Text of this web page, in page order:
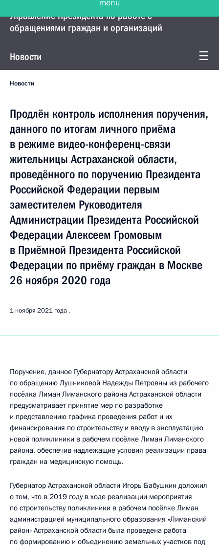
Управление Президента по работе с
обращениями граждан и организаций
Новости
Новости
Продлён контроль исполнения поручения,
данного по итогам личного приёма
в режиме видео-конференц-связи
жительницы Астраханской области,
проведённого по поручению Президента
Российской Федерации первым
заместителем Руководителя
Администрации Президента Российской
Федерации Алексеем Громовым
в Приёмной Президента Российской
Федерации по приёму граждан в Москве
26 ноября 2020 года
1 ноября 2021 года
Поручение, данное Губернатору Астраханской области
по обращению Лушниковой Надежды Петровны из рабочего
посёлка Лиман Лиманского района Астраханской области
предусматривает принятие мер по разработке
и представлению графика проведения работ и их
финансирования по строительству и вводу в эксплуатацию
новой поликлиники в рабочем посёлке Лиман Лиманского
района, обеспечив надлежащие условия реализации права
граждан на медицинскую помощь.
Губернатор Астраханской области Игорь Бабушкин доложил
о том, что в 2019 году в ходе реализации мероприятия
по строительству поликлиники в рабочем посёлке Лиман
администрацией муниципального образования «Лиманский
район» Астраханской области была проведена работа
по формированию и объединению земельных участков под